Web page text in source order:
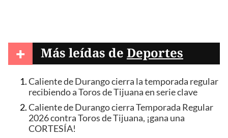
+ Más leídas de Deportes
Caliente de Durango cierra la temporada regular
recibiendo a Toros de Tijuana en serie clave
Caliente de Durango cierra Temporada Regular
2026 contra Toros de Tijuana, ¡gana una
CORTESÍA!